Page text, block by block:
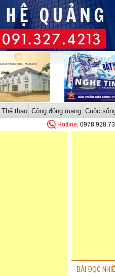
Thể thao Cộng đồng mạng Cuộc
Hotline:
BÀI ĐỌC